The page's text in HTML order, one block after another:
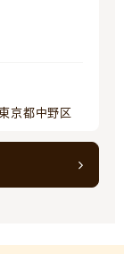
京都中野区